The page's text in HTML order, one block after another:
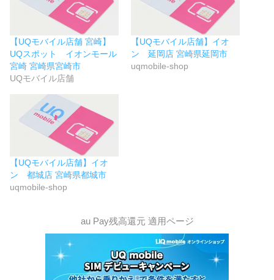
【UQモバイル店舗 宮崎】
UQスポット イオンモール
宮崎 宮崎県宮崎市
UQモバイル店舗
【UQモバイル店舗】イオ
ン 延岡店 宮崎県延岡市
uqmobile-shop
【UQモバイル店舗】イオ
ン 都城店 宮崎県都城市
uqmobile-shop
au Pay残高還元 適用ページ